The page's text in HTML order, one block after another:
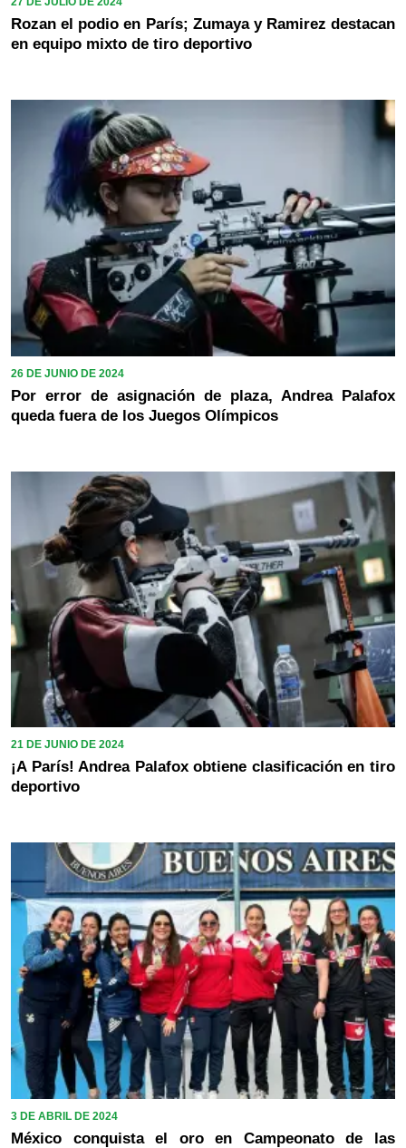
Rozan el podio en París; Zumaya y Ramirez destacan
en equipo mixto de tiro deportivo
26 DE JUNIO DE 2024
Por error de asignación de plaza, Andrea Palafox
queda fuera de los Juegos Olímpicos
21 DE JUNIO DE 2024
¡A París! Andrea Palafox obtiene clasificación en tiro
deportivo
3 DE ABRIL DE 2024
México conquista el oro en Campeonato de las